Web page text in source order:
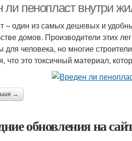
ли пенопласт внутри
– один из самых дешевых и
домов. Производители этих
для человека, но многие
что это токсичный материал,
→
обновления на